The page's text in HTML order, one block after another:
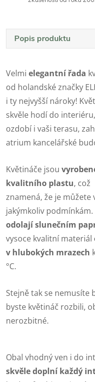
Popis produktu
Velmi elegantní řada
od holandské značky
i ty nejvyšší nároky!
skvěle hodí do
ozdobí i vaši terasu,
atrium kancelářské
Květináče jsou
kvalitního plastu, což
znamená, že je můžete
jakýmkoliv podmínkám.
odolají slunečním
vysoce kvalitní materiál
v hlubokých mrazech
°C.
Stejně tak se nemusíte
byste květináč rozbili,
nerozbitné.
Obal vhodný ven i do
skvěle doplní každý